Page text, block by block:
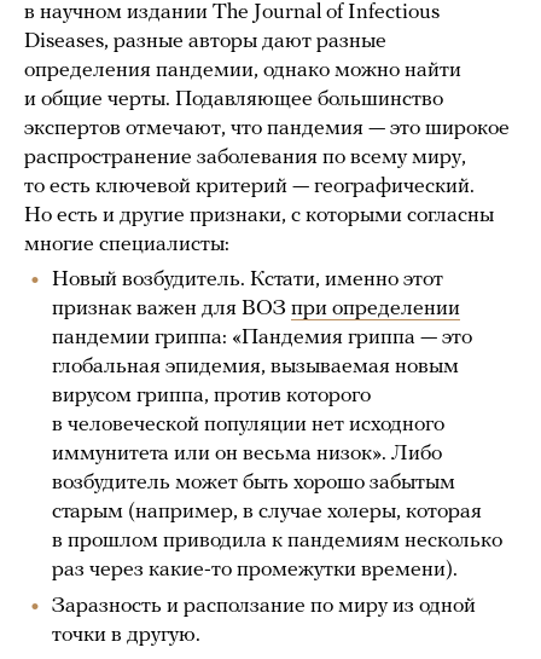
в научном издании The Journal of Infectious
Diseases, разные авторы дают разные
определения пандемии, однако можно найти
и общие черты. Подавляющее большинство
экспертов отмечают, что пандемия — это широкое
распространение заболевания по всему миру,
то есть ключевой критерий — географический.
Но есть и другие признаки, с которыми согласны
многие специалисты:
Новый возбудитель. Кстати, именно этот
признак важен для ВОЗ при определении
пандемии гриппа: «Пандемия гриппа — это
глобальная эпидемия, вызываемая новым
вирусом гриппа, против которого
в человеческой популяции нет исходного
иммунитета или он весьма низок». Либо
возбудитель может быть хорошо забытым
старым (например, в случае холеры, которая
в прошлом приводила к пандемиям несколько
раз через какие-то промежутки времени).
Заразность и расползание по миру из одной
точки в другую.